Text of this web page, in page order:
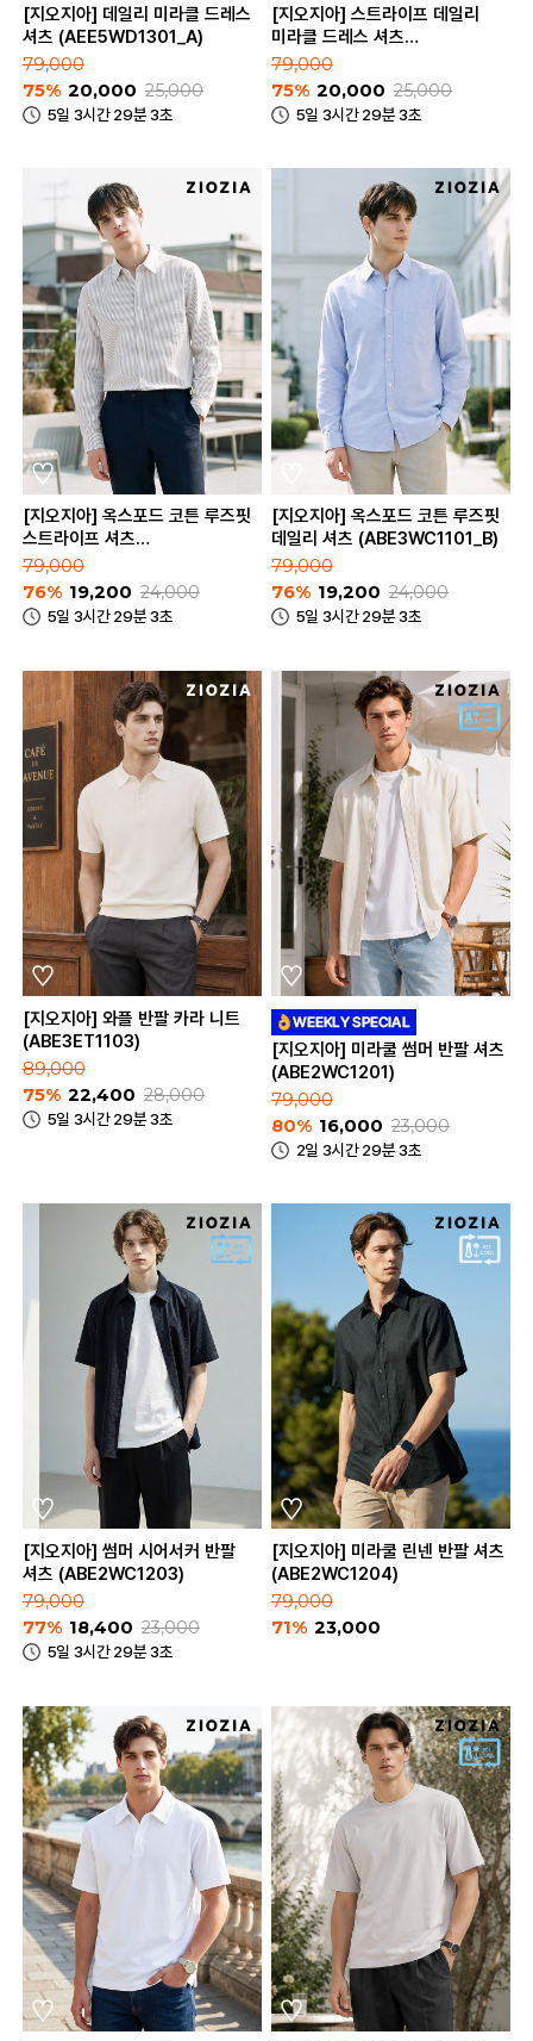
[지오지아] 데일리 미라클 드레스
셔츠 (AEE5WD1301_A)
79,000
75% 20,000 25,000
5일 3시간 29분 3초
[지오지아] 스트라이프 데일리
미라클 드레스 셔츠
(AEE5WD1301_B)
79,000
75% 20,000 25,000
5일 3시간 29분 3초
[지오지아] 옥스포드 코튼 루즈핏
스트라이프 셔츠
(ABE3WC1101_A)
79,000
76% 19,200 24,000
5일 3시간 29분 3초
[지오지아] 옥스포드 코튼 루즈핏
데일리 셔츠 (ABE3WC1101_B)
79,000
76% 19,200 24,000
5일 3시간 29분 3초
[지오지아] 와플 반팔 카라 니트
(ABE3ET1103)
89,000
75% 22,400 28,000
5일 3시간 29분 3초
[지오지아] 미라쿨 썸머 반팔 셔츠
(ABE2WC1201)
79,000
80% 16,000 23,000
2일 3시간 29분 3초
[지오지아] 썸머 시어서커 반팔
셔츠 (ABE2WC1203)
79,000
77% 18,400 23,000
5일 3시간 29분 3초
[지오지아] 미라쿨 린넨 반팔 셔츠
(ABE2WC1204)
79,000
71% 23,000